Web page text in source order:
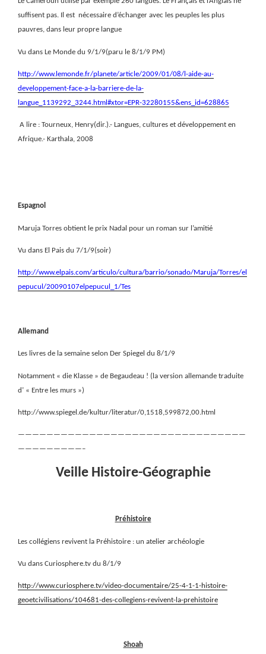
suffisent pas. Il est nécessaire d’échanger avec les peuples les plus
pauvres, dans leur propre langue
Vu dans Le Monde du 9/1/9(paru le 8/1/9 PM)
http://www.lemonde.fr/planete/article/2009/01/08/l-aide-au-
developpement-face-a-la-barriere-de-la-
langue_1139292_3244.html#xtor=EPR-32280155&ens_id=628865
A lire : Tourneux, Henry(dir.).- Langues, cultures et développement en
Afrique.- Karthala, 2008
Espagnol
Maruja Torres obtient le prix Nadal pour un roman sur l’amitié
Vu dans El Pais du 7/1/9(soir)
http://www.elpais.com/articulo/cultura/barrio/sonado/Maruja/Torres/el
pepucul/20090107elpepucul_1/Tes
Allemand
Les livres de la semaine selon Der Spiegel du 8/1/9
Notamment « die Klasse » de Begaudeau ! (la version allemande traduite
d’ « Entre les murs »)
http://www.spiegel.de/kultur/literatur/0,1518,599872,00.html
————————————————————————————————
—————————–
Veille Histoire-Géographie
Préhistoire
Les collégiens revivent la Préhistoire : un atelier archéologie
Vu dans Curiosphere.tv du 8/1/9
http://www.curiosphere.tv/video-documentaire/25-4-1-1-histoire-
geoetcivilisations/104681-des-collegiens-revivent-la-prehistoire
Shoah